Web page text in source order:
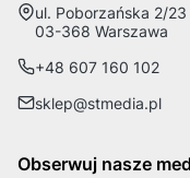
Adres:
ul. Poborzańska 2/23
03-368 Warszawa
+48 607 160 102
sklep@stmedia.pl
Obserwuj nasze